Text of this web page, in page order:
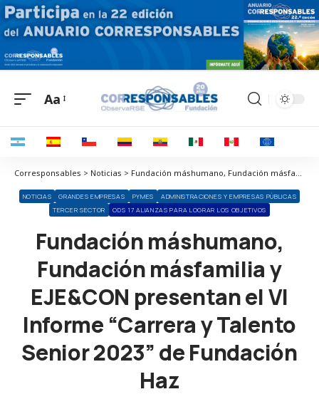
Aa
Corresponsables > Noticias > Fundación máshumano, Fundación másfamilia y EJE&CON presentan el VI Informe “Carrera y Talento Senior 2023” de Fundación Haz
NOTICIAS GRANDES EMPRESAS PYMES
ADMINISTRACIONES Y EMPRESAS PÚBLICAS
TERCER SECTOR
ODS 17 ALIANZAS PARA LOGRAR LOS OBJETIVOS
Fundación máshumano,
Fundación másfamilia y
EJE&CON presentan el VI
Informe “Carrera y Talento
Senior 2023” de Fundación
Haz